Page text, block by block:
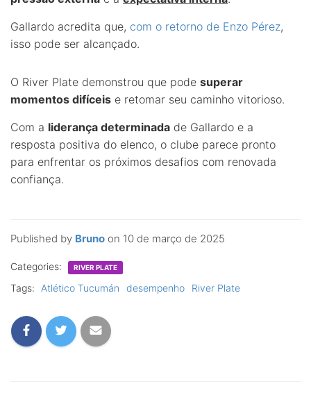
Published by Bruno on 10 de março de 2025
Gallardo acredita que, com o retorno de Enzo Pérez,
isso pode ser alcançado.
O River Plate demonstrou que pode superar
momentos difíceis e retomar seu caminho vitorioso.
Com a liderança determinada de Gallardo e a
resposta positiva do elenco, o clube parece pronto
para enfrentar os próximos desafios com renovada
confiança.
Categories: RIVER PLATE
Tags: Atlético Tucumán desempenho River Plate